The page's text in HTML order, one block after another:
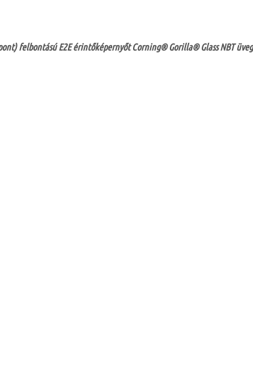
felbontású E2E érintőképernyőt Corning® Gorilla® Glass NBT